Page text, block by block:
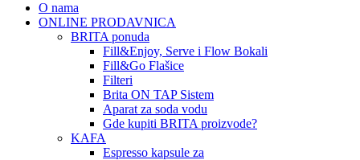
O nama
ONLINE PRODAVNICA
BRITA ponuda
Fill&Enjoy, Serve i Flow Bokali
Fill&Go Flašice
Filteri
Brita ON TAP Sistem
Aparat za soda vodu
Gde kupiti BRITA proizvode?
KAFA
Espresso kapsule za